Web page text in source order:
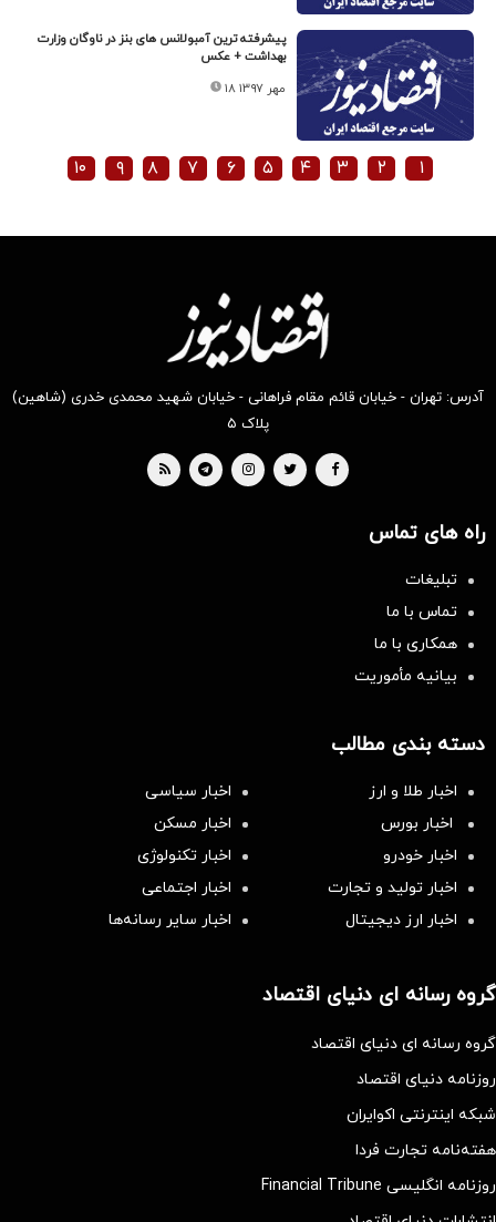
پیشرفته ترین آمبولانس های بنز در ناوگان وزارت
بهداشت + عکس
۱۸ مهر ۱۳۹۷
۱ ۲ ۳ ۴ ۵ ۶ ۷ ۸ ۹ ۱۰
آدرس: تهران - خیابان قائم مقام فراهانی - خیابان شهید محمدی خدری (شاهین)
پلاک ۵
راه های تماس
تبلیغات
تماس با ما
همکاری با ما
بیانیه مأموریت
دسته بندی مطالب
اخبار طلا و ارز
اخبار سیاسی
اخبار بورس
اخبار مسکن
اخبار خودرو
اخبار تکنولوژی
اخبار تولید و تجارت
اخبار اجتماعی
اخبار ارز دیجیتال
اخبار سایر رسانه‌‌ها
گروه رسانه ای دنیای اقتصاد
گروه رسانه ای دنیای اقتصاد
روزنامه دنیای اقتصاد
شبکه اینترنتی اکوایران
هفته‌نامه تجارت فردا
روزنامه انگلیسی Financial Tribune